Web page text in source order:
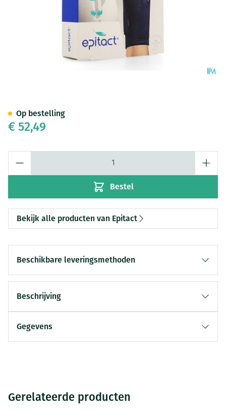
€ 52,49
Bestel
Op bestelling
Bekijk alle producten van Epitact
Beschikbare leveringsmethoden
Beschrijving
Gegevens
Gerelateerde producten